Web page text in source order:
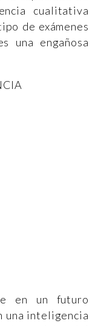
cualitativa
de exámenes
una engañosa
en un futuro
una inteligencia